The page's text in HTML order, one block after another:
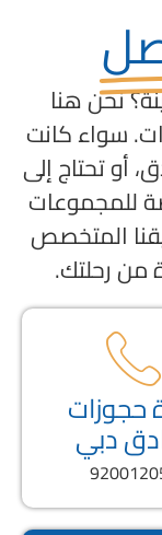
نحن هنا
سواء كانت
أو تحتاج إلى
للمجموعات
المتخصص
رحلتك.
حجوزات
دبي